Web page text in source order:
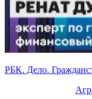
РБК. Дело.